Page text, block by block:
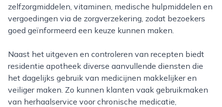
zelfzorgmiddelen, vitaminen, medische hulpmiddelen en
vergoedingen via de zorgverzekering, zodat bezoekers
goed geïnformeerd een keuze kunnen maken.
Naast het uitgeven en controleren van recepten biedt
residentie apotheek diverse aanvullende diensten die
het dagelijks gebruik van medicijnen makkelijker en
veiliger maken. Zo kunnen klanten vaak gebruikmaken
van herhaalservice voor chronische medicatie,